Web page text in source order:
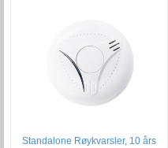
Standalone Røykvarsler, 10 års